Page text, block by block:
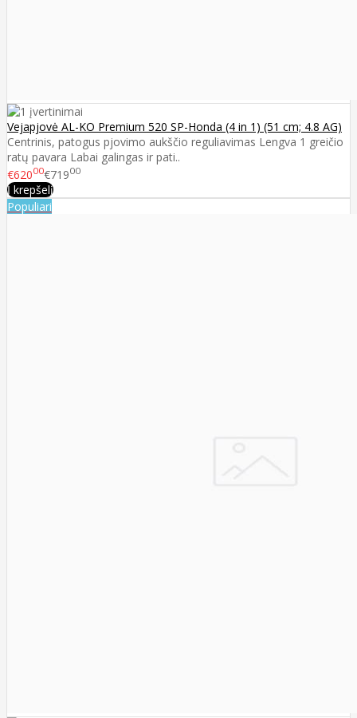
Vejapjovė AL-KO Premium 520 SP-Honda (4 in 1) (51 cm; 4.8 AG)
Centrinis, patogus pjovimo aukščio reguliavimas Lengva 1 greičio
ratų pavara Labai galingas ir pati..
€62000€71900
Į krepšelį
Populiari